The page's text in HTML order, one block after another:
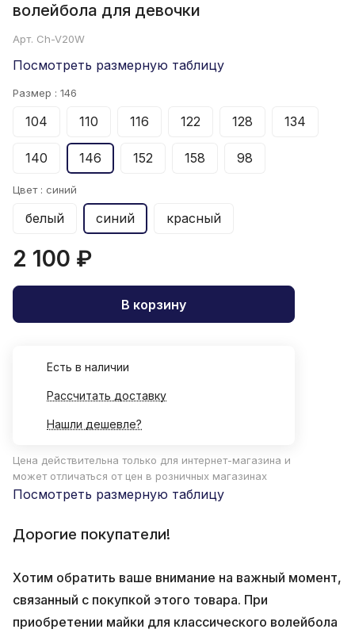
волейбола для девочки
Арт. Ch-V20W
Посмотреть размерную таблицу
Размер : 146
104 110 116 122 128 134
140 146 152 158 98
Цвет : синий
белый синий красный
2 100 ₽
В корзину
Есть в наличии
Рассчитать доставку
Нашли дешевле?
Цена действительна только для интернет-магазина и
может отличаться от цен в розничных магазинах
Посмотреть размерную таблицу
Дорогие покупатели!
Хотим обратить ваше внимание на важный момент,
связанный с покупкой этого товара. При
приобретении майки для классического волейбола